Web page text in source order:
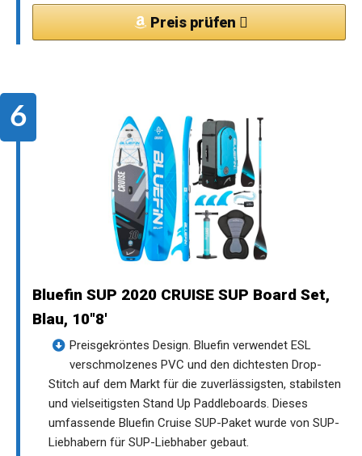
Preis prüfen
Bluefin SUP 2020 CRUISE SUP Board Set,
Blau, 10"8'
Preisgekröntes Design. Bluefin verwendet ESL
verschmolzenes PVC und den dichtesten Drop-
Stitch auf dem Markt für die zuverlässigsten, stabilsten
und vielseitigsten Stand Up Paddleboards. Dieses
umfassende Bluefin Cruise SUP-Paket wurde von SUP-
Liebhabern für SUP-Liebhaber gebaut.